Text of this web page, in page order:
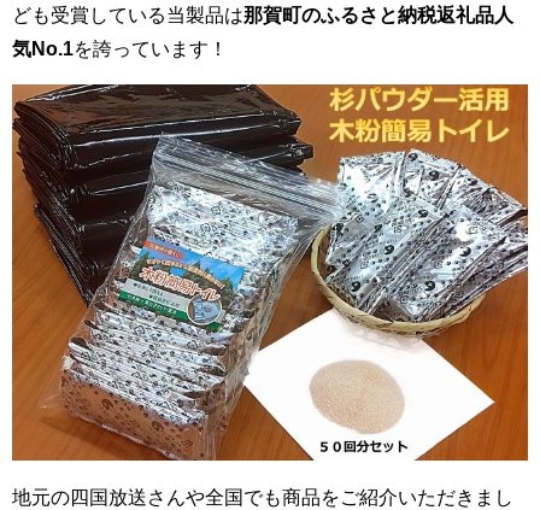
ども受賞している当製品は那賀町のふるさと納税返礼品人
気No.1 を誇っています！
地元の四国放送さんや全国でも商品をご紹介いただきまし